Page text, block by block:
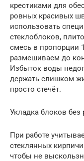
крестиками для
ровных красивых
использовать
стеклоблоков,
смесь в пропорции
размешиваем до
Избыток воды
держать слишком
просто стечёт.
Укладка блоков без
При работе
стеклянных
чтобы не